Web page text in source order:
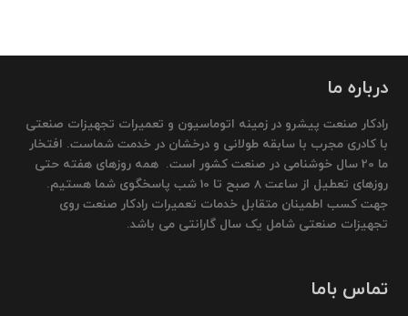
درباره ما
رادکار صنعت پیشرو در زمینه اتوماسیون و تعمیرات تجهیزات صنعتی
با کادری مجرب با سابقه طولانی و درخشان در خدمت شماست. افتخار
ما 20 سال خوشنامی در صنعت کشور است. همه روزهای هفته حتی
روزهای تعطیل از ساعت 8 صبح تا 10 شب پاسخگوی شما هستیم.
جهت کسب اطمینان متقابل خدمات تعمیرات رادکار صنعت روی
تجهیزات صنعتی شامل یک سال گارانتی می باشد.
تماس باما